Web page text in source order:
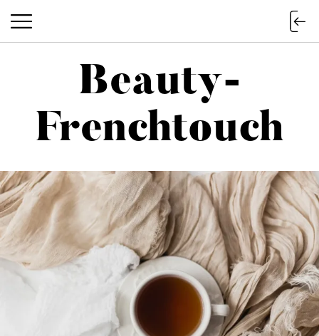
Beauty-Frenchtouch
Beauty-
Frenchtouch